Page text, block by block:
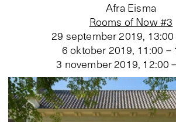
Rooms of Now #3
Afra Eisma
29 september 2019, 13:00
6 oktober 2019, 11:00 –
3 november 2019, 12:00